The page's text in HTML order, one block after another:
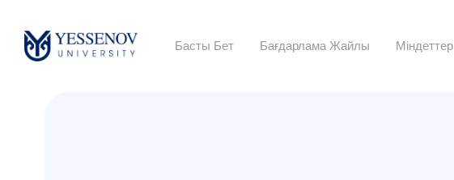
Басты Бет Бағдарлама Жайлы Міндеттер